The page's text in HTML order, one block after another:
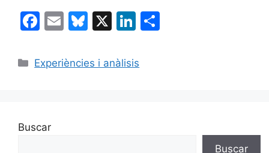
F
c
o
E
ai
Bl
e
X
Li
k
Categorías
Experiències i anàlisis
Buscar
Buscar